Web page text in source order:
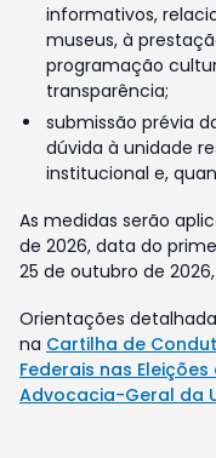
informativos,
museus, à
programação
transparência;
submissão prévia
dúvida à unidade
institucional e,
As medidas serão
de 2026, data do
25 de outubro de
Orientações
na Cartilha de
Federais nas
Advocacia-Geral da